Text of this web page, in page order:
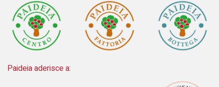
Paideia aderisce a: